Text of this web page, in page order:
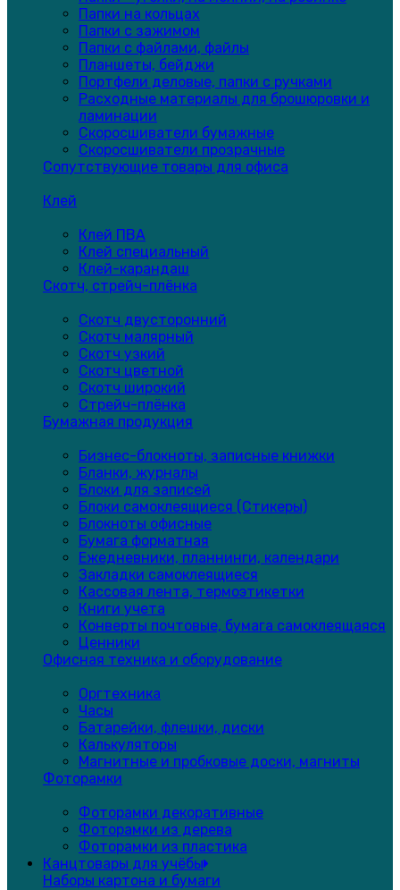
Папки на кольцах
Папки с зажимом
Папки с файлами, файлы
Планшеты, бейджи
Портфели деловые, папки с ручками
Расходные материалы для брошюровки и
ламинации
Скоросшиватели бумажные
Скоросшиватели прозрачные
Сопутствующие товары для офиса
Клей
Клей ПВА
Клей специальный
Клей-карандаш
Скотч, стрейч-плёнка
Скотч двусторонний
Скотч малярный
Скотч узкий
Скотч цветной
Скотч широкий
Стрейч-плёнка
Бумажная продукция
Бизнес-блокноты, записные книжки
Бланки, журналы
Блоки для записей
Блоки самоклеящиеся (Стикеры)
Блокноты офисные
Бумага форматная
Ежедневники, планнинги, календари
Закладки самоклеящиеся
Кассовая лента, термоэтикетки
Книги учета
Конверты почтовые, бумага самоклеящаяся
Ценники
Офисная техника и оборудование
Оргтехника
Часы
Батарейки, флешки, диски
Калькуляторы
Магнитные и пробковые доски, магниты
Фоторамки
Фоторамки декоративные
Фоторамки из дерева
Фоторамки из пластика
Канцтовары для учёбы
Наборы картона и бумаги